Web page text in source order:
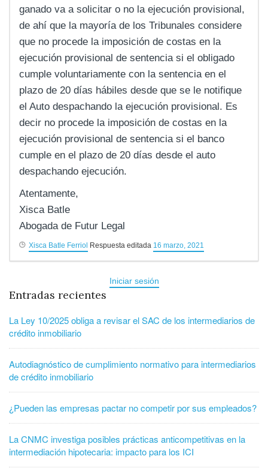
ganado va a solicitar o no la ejecución provisional,
de ahí que la mayoría de los Tribunales considere
que no procede la imposición de costas en la
ejecución provisional de sentencia si el obligado
cumple voluntariamente con la sentencia en el
plazo de 20 días hábiles desde que se le notifique
el Auto despachando la ejecución provisional. Es
decir no procede la imposición de costas en la
ejecución provisional de sentencia si el banco
cumple en el plazo de 20 días desde el auto
despachando ejecución.
Atentamente,
Xisca Batle
Abogada de Futur Legal
Xisca Batle Ferriol Respuesta editada 16 marzo, 2021
Iniciar sesión
Entradas recientes
La Ley 10/2025 obliga a revisar el SAC de los intermediarios de
crédito inmobiliario
Autodiagnóstico de cumplimiento normativo para intermediarios
de crédito inmobiliario
¿Pueden las empresas pactar no competir por sus empleados?
La CNMC investiga posibles prácticas anticompetitivas en la
intermediación hipotecaria: impacto para los ICI